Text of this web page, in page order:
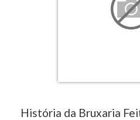
História da Bruxaria